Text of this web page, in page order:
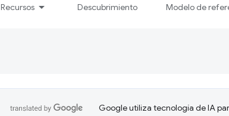
Recursos Descubrimiento Modelo de
Google utiliza tecnología de IA